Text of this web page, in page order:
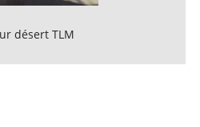
désert TLM